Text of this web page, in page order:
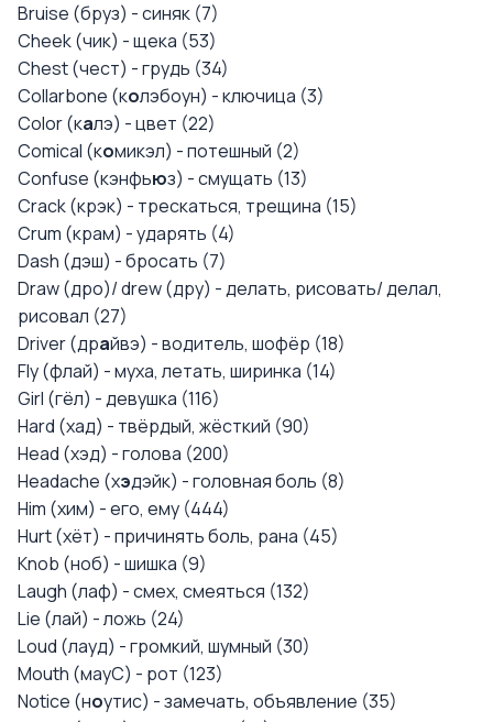
Bruise (бруз) - синяк (7)
Cheek (чик) - щека (53)
Chest (чест) - грудь (34)
Collarbone (колэбоун) - ключица (3)
Color (калэ) - цвет (22)
Comical (комикэл) - потешный (2)
Confuse (кэнфьюз) - смущать (13)
Crack (крэк) - трескаться, трещина (15)
Crum (крам) - ударять (4)
Dash (дэш) - бросать (7)
Draw (дро)/ drew (дру) - делать, рисовать/ делал,
рисовал (27)
Driver (драйвэ) - водитель, шофёр (18)
Fly (флай) - муха, летать, ширинка (14)
Girl (гёл) - девушка (116)
Hard (хад) - твёрдый, жёсткий (90)
Head (хэд) - голова (200)
Headache (хэдэйк) - головная боль (8)
Him (хим) - его, ему (444)
Hurt (хёт) - причинять боль, рана (45)
Knob (ноб) - шишка (9)
Laugh (лаф) - смех, смеяться (132)
Lie (лай) - ложь (24)
Loud (лауд) - громкий, шумный (30)
Mouth (мауС) - рот (123)
Notice (ноутис) - замечать, объявление (35)